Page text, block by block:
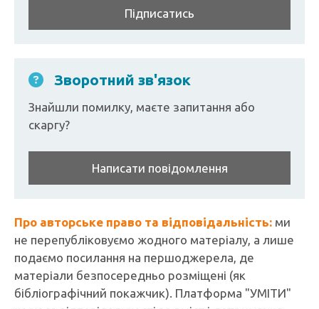
Підписатись
Зворотний зв'язок
Знайшли помилку, маєте запитання або
скаргу?
Написати повідомлення
Про авторське право та відповідальність: ми
не перепубліковуємо жодного матеріалу, а лише
подаємо посилання на першоджерела, де
матеріали безпосередньо розміщені (як
бібліографічний покажчик). Платформа "УМІТИ"